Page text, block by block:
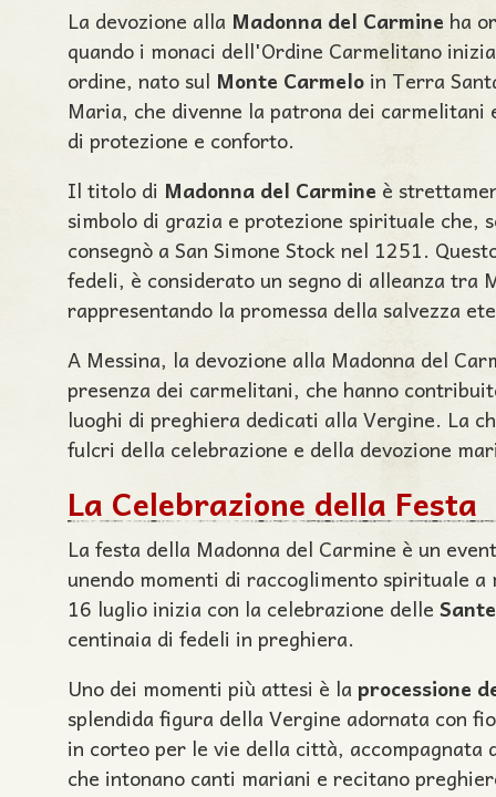
La devozione alla Madonna del Carmine ha
quando i monaci dell'Ordine Carmelitano
ordine, nato sul Monte Carmelo in Terra
Maria, che divenne la patrona dei
di protezione e conforto.
Il titolo di Madonna del Carmine è
simbolo di grazia e protezione spirituale che,
consegnò a San Simone Stock nel 1251.
fedeli, è considerato un segno di alleanza tra
rappresentando la promessa della salvezza
A Messina, la devozione alla Madonna del
presenza dei carmelitani, che hanno
luoghi di preghiera dedicati alla Vergine. La
fulcri della celebrazione e della devozione
La Celebrazione della Festa
La festa della Madonna del Carmine è un
unendo momenti di raccoglimento spirituale
16 luglio inizia con la celebrazione delle
centinaia di fedeli in preghiera.
Uno dei momenti più attesi è la processione
splendida figura della Vergine adornata con
in corteo per le vie della città,
che intonano canti mariani e recitano